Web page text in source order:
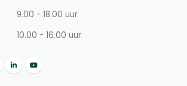
9.00 - 18.00 uur
10.00 - 16.00 uur